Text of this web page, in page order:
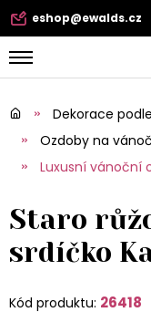
eshop@ewalds.cz
Dekorace
Ozdoby na
Luxusní vánoční
Staro
srdíčko
Kód produktu: 26418